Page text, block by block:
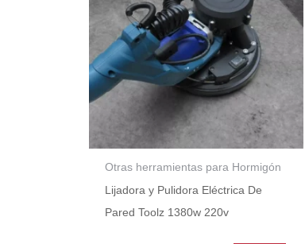
Otras herramientas para Hormigón
Lijadora y Pulidora Eléctrica De
Pared Toolz 1380w 220v